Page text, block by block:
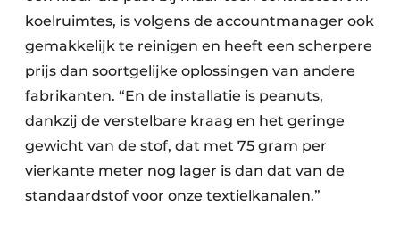
koelruimtes, is volgens de accountmanager ook
gemakkelijk te reinigen en heeft een scherpere
prijs dan soortgelijke oplossingen van andere
fabrikanten. “En de installatie is peanuts,
dankzij de verstelbare kraag en het geringe
gewicht van de stof, dat met 75 gram per
vierkante meter nog lager is dan dat van de
standaardstof voor onze textielkanalen.”